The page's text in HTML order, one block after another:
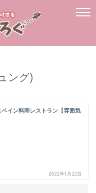
ング)
イン料理レストラン【雰囲気
2022年1月22日